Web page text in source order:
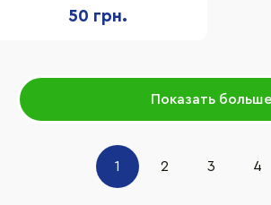
50 грн.
Показать больше
1 2 3 4